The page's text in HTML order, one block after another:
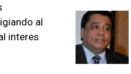
al
interes